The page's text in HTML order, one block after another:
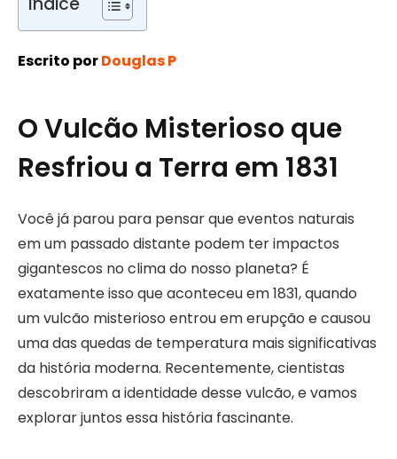
Escrito porDouglas P
O Vulcão Misterioso que
Resfriou a Terra em 1831
Você já parou para pensar que eventos naturais
em um passado distante podem ter impactos
gigantescos no clima do nosso planeta? É
exatamente isso que aconteceu em 1831, quando
um vulcão misterioso entrou em erupção e causou
uma das quedas de temperatura mais significativas
da história moderna. Recentemente, cientistas
descobriram a identidade desse vulcão, e vamos
explorar juntos essa história fascinante.